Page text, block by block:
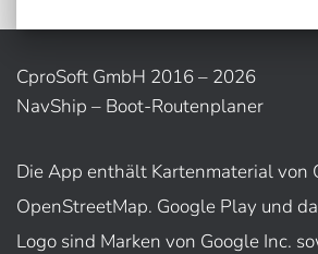
CproSoft GmbH 2016 – 2026
NavShip – Boot-Routenplaner
Die App enthält Kartenmaterial von
OpenStreetMap. Google Play und
Logo sind Marken von Google Inc.